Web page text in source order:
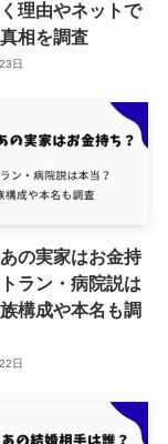
理由やネットで
相を調査
日
の実家はお金持
ラン・病院説は
構成や本名も調
日